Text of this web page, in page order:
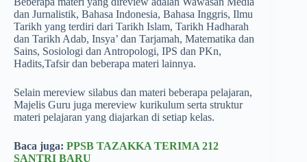
dan Jurnalistik, Bahasa Indonesia, Bahasa Inggris, Ilmu
Tarikh yang terdiri dari Tarikh Islam, Tarikh Hadharah
dan Tarikh Adab, Insya’ dan Tarjamah, Matematika dan
Sains, Sosiologi dan Antropologi, IPS dan PKn,
Hadits,Tafsir dan beberapa materi lainnya.
Selain mereview silabus dan materi beberapa pelajaran,
Majelis Guru juga mereview kurikulum serta struktur
materi pelajaran yang diajarkan di setiap kelas.
Baca juga: PPSB TAZAKKA TERIMA 212
SANTRI BARU